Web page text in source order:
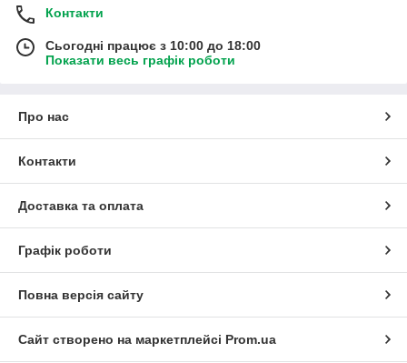
Контакти
Сьогодні працює з 10:00 до 18:00
Показати весь графік роботи
Про нас
Контакти
Доставка та оплата
Графік роботи
Повна версія сайту
Сайт створено на маркетплейсі Prom.ua